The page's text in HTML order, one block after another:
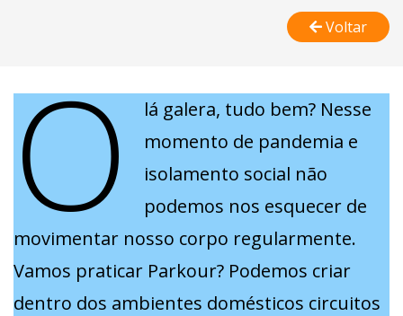
Voltar
O
lá galera, tudo bem? Nesse
momento de pandemia e
isolamento social não
podemos nos esquecer de
movimentar nosso corpo regularmente.
Vamos praticar Parkour? Podemos criar
dentro dos ambientes domésticos circuitos